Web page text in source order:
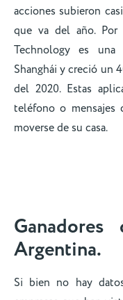
acciones subieron
que va del año. Por
Technology es una
Shanghái y creció un
del 2020. Estas
teléfono o
moverse de su casa.
Argentina.
Si bien no hay